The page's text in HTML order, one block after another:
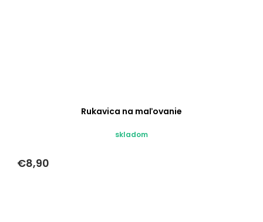
Rukavica na maľovanie
skladom
€8,90